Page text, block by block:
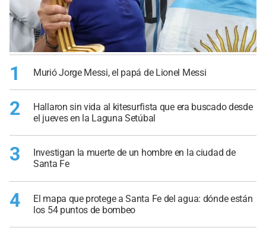
1 Murió Jorge Messi, el papá de Lionel Messi
2
Hallaron sin vida al kitesurfista que era buscado desde
el jueves en la Laguna Setúbal
3
Investigan la muerte de un hombre en la ciudad de
Santa Fe
4
El mapa que protege a Santa Fe del agua: dónde están
los 54 puntos de bombeo